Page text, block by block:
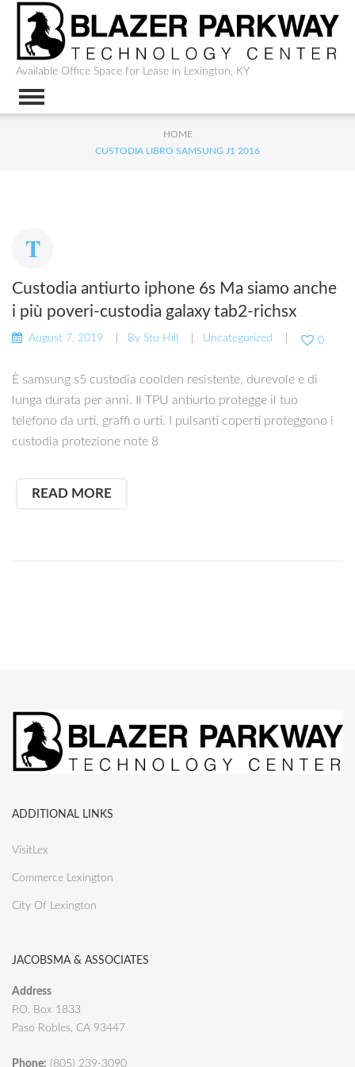
Available Office Space for Lease in Lexington, KY
HOME
CUSTODIA LIBRO SAMSUNG J1 2016
Custodia antiurto iphone 6s Ma siamo anche
i più poveri-custodia galaxy tab2-richsx
August 7, 2019 By Stu Hill Uncategorized 0
È samsung s5 custodia coolden resistente, durevole e di
lunga durata per anni. Il TPU antiurto protegge il tuo
telefono da urti, graffi o urti. I pulsanti coperti proteggono i
custodia protezione note 8
READ MORE
ADDITIONAL LINKS
VisitLex
Commerce Lexington
City Of Lexington
JACOBSMA & ASSOCIATES
Address
P.O. Box 1833
Paso Robles, CA 93447
Phone: (805) 239-3090